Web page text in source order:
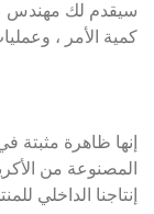
سيقدم لك مهندس
كمية الأمر ،
إنها ظاهرة مثبتة
المصنوعة من
إنتاجنا الداخلي